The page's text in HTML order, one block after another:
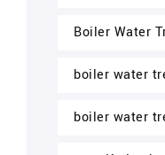
Boiler Water
boiler water
boiler water